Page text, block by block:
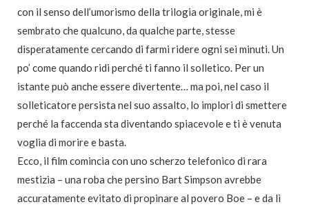
con il senso dell’umorismo della trilogia originale, mi è
sembrato che qualcuno, da qualche parte, stesse
disperatamente cercando di farmi ridere ogni sei minuti. Un
po’ come quando ridi perché ti fanno il solletico. Per un
istante può anche essere divertente… ma poi, nel caso il
solleticatore persista nel suo assalto, lo implori di smettere
perché la faccenda sta diventando spiacevole e ti è venuta
voglia di morire e basta.
Ecco, il film comincia con uno scherzo telefonico di rara
mestizia – una roba che persino Bart Simpson avrebbe
accuratamente evitato di propinare al povero Boe – e da lì